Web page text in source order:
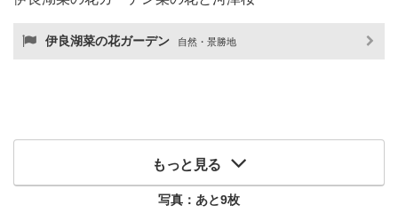
伊良湖菜の花ガーデン 自然・景勝地
もっと見る
写真：あと9枚